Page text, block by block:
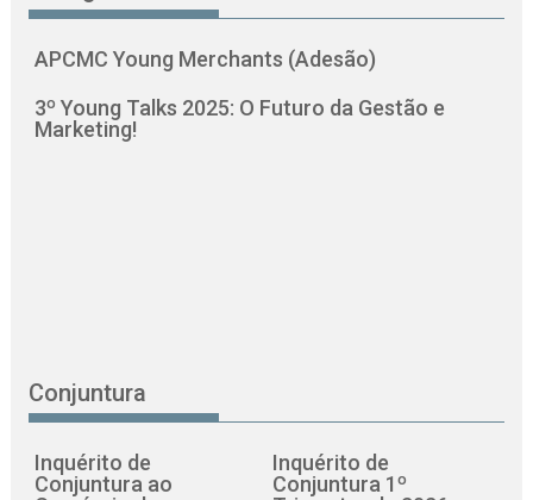
APCMC Young Merchants (Adesão)
3º Young Talks 2025: O Futuro da Gestão e
Marketing!
Conjuntura
Inquérito de
Conjuntura ao
Inquérito de
Conjuntura 1º